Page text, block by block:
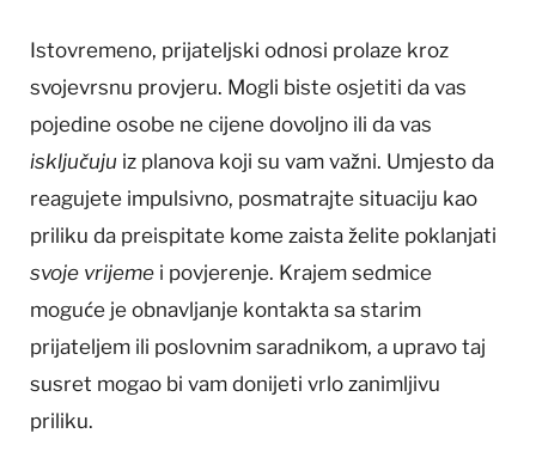
Istovremeno, prijateljski odnosi prolaze kroz
svojevrsnu provjeru. Mogli biste osjetiti da vas
pojedine osobe ne cijene dovoljno ili da vas
isključuju iz planova koji su vam važni. Umjesto da
reagujete impulsivno, posmatrajte situaciju kao
priliku da preispitate kome zaista želite poklanjati
svoje vrijeme i povjerenje. Krajem sedmice
moguće je obnavljanje kontakta sa starim
prijateljem ili poslovnim saradnikom, a upravo taj
susret mogao bi vam donijeti vrlo zanimljivu
priliku.